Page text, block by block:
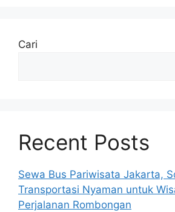
Cari
Recent Posts
Sewa Bus Pariwisata Jakarta,
Transportasi Nyaman untuk
Perjalanan Rombongan